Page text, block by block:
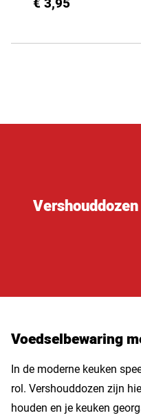
Vershouddozen
Voedselbewaring
In de moderne keuken
rol. Vershouddozen zijn
houden en je keuken